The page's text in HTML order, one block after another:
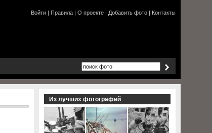
Войти | Правила | О проекте | Добавить фото | Контакты
Из лучших фотографий